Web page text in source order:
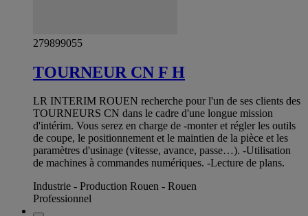
279899055
TOURNEUR CN F H
LR INTERIM ROUEN recherche pour l'un de ses clients des
TOURNEURS CN dans le cadre d'une longue mission
d'intérim. Vous serez en charge de -monter et régler les outils
de coupe, le positionnement et le maintien de la pièce et les
paramètres d'usinage (vitesse, avance, passe…). -Utilisation
de machines à commandes numériques. -Lecture de plans.
Industrie - Production Rouen - Rouen
Professionnel